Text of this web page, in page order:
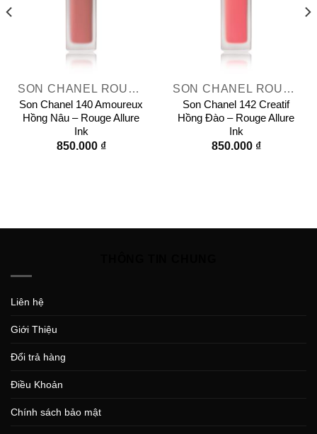
SON CHANEL ROUGE ALLURE INK
Son Chanel 140 Amoureux
Hồng Nâu – Rouge Allure
Ink
850.000 ₫
SON CHANEL ROUGE ALLURE INK
Son Chanel 142 Creatif
Hồng Đào – Rouge Allure
Ink
850.000 ₫
Liên hệ
Giới Thiệu
Đổi trả hàng
Điều Khoản
Chính sách bảo mật